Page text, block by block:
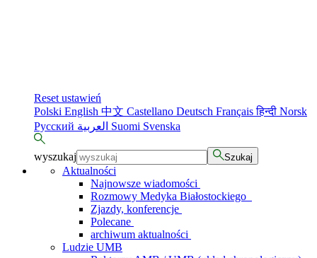
Reset ustawień
Polski English 中文 Castellano Deutsch Françaisहिन्दी Norsk
Русский
Suomi Svenska
wyszukaj Szukaj
Aktualności
Najnowsze wiadomości
Rozmowy Medyka Białostockiego
Zjazdy, konferencje
Polecane
archiwum aktualności
Ludzie UMB